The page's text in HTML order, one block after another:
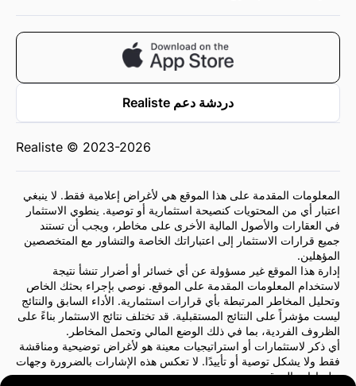
دردشة دعم Realiste
Realiste © 2023-2026
المعلومات المقدمة على هذا الموقع هي لأغراض إعلامية فقط. لا ينبغي
اعتبار أي من المحتويات كنصيحة استثمارية أو توصية. ينطوي الاستثمار
في العقارات والأصول المالية الأخرى على مخاطر، ويجب أن تستند
جميع قرارات الاستثمار إلى اعتباراتك الخاصة والتشاور مع المتخصصين
المؤهلين.
إدارة هذا الموقع غير مسؤولة عن أي خسائر أو أضرار تنشأ نتيجة
لاستخدام المعلومات المقدمة على الموقع. نوصي بإجراء بحثك الخاص
وتحليل المخاطر المرتبطة بأي قرارات استثمارية. الأداء السابق والنتائج
ليست مؤشراً على النتائج المستقبلية. قد تختلف نتائج الاستثمار بناءً على
الظروف الفردية، بما في ذلك الوضع المالي وتحمل المخاطر.
أي ذكر لاستثمارات أو استراتيجيات معينة هو لأغراض توضيحية ومناقشة
فقط ولا يشكل توصية أو تأييدًا. لا تعكس هذه الإشارات بالضرورة وجهات
نظر إدارة الموقع.